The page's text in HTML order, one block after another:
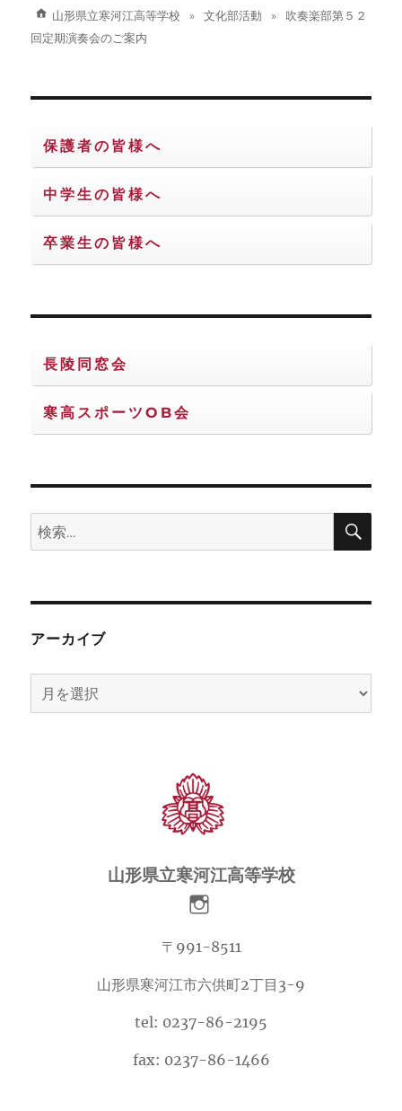
ン
山形県立寒河江高等学校 文化部活動
吹奏楽部第５２
回定期演奏会のご案内
保護者の皆様へ
中学生の皆様へ
卒業生の皆様へ
長陵同窓会
寒高スポーツOB会
検
索:
検
アーカイブ
ー
山形県立寒河江高等学校
〒991-8511
山形県寒河江市六供町2丁目3-9
tel: 0237-86-2195
fax: 0237-86-1466